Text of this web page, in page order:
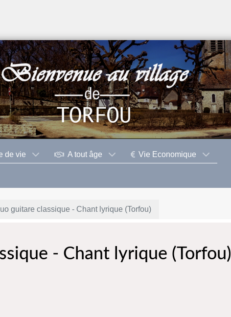
de vie A tout âge Vie Economique
guitare classique - Chant lyrique (Torfou)
- Chant lyrique (Torfou)